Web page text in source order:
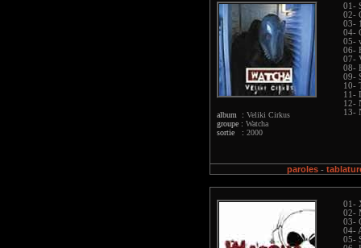
album : Veliki Cirkus
groupe : Watcha
sortie : 2000
01-
02-
03-
04-
05-
06-
07-
08-
09-
10-
11-
12-
13-
paroles -
01-
02-
03-
04-
05-